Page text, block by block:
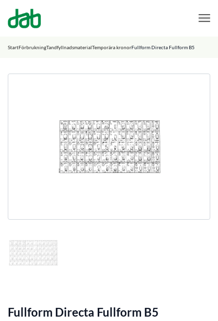
DAB Dental
StartFörbrukningTandfyllnadsmaterialTemporära kronorFullform Directa Fullform B5
Fullform Directa Fullform B5